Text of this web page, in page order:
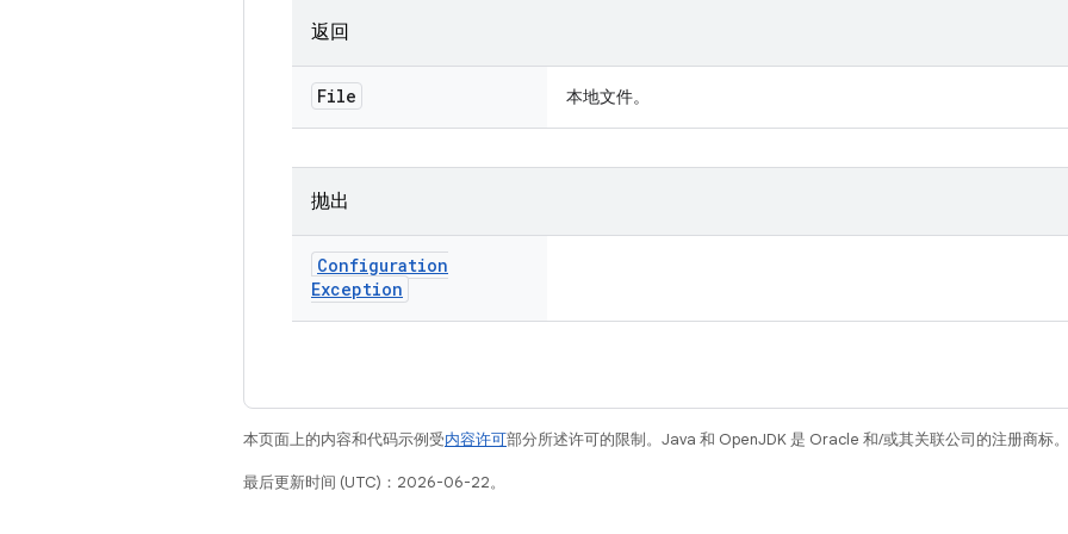
返回
File 本地文件。
抛出
Configuration
Exception
本页面上的内容和代码示例受内容许可部分所述许可的限制。Java 和 OpenJDK 是 Oracle 和/或其关联公司的注册商标。
最后更新时间 (UTC)：2026-06-22。